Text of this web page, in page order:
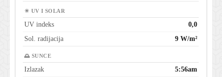
☀ UV I SOLAR
UV indeks
0,0
Sol. radijacija
9 W/m²
🌅 SUNCE
Izlazak
5:56am